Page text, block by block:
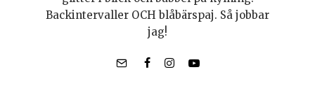
Backintervaller OCH blåbärspaj. Så jobbar
jag!